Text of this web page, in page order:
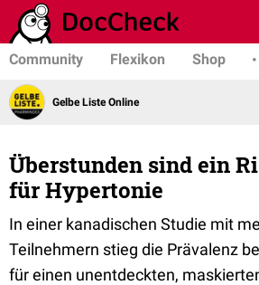
Community Flexikon Shop
Gelbe Liste Online
Überstunden sind ein
für Hypertonie
In einer kanadischen Studie mit
Teilnehmern stieg die Prävalenz
für einen unentdeckten,